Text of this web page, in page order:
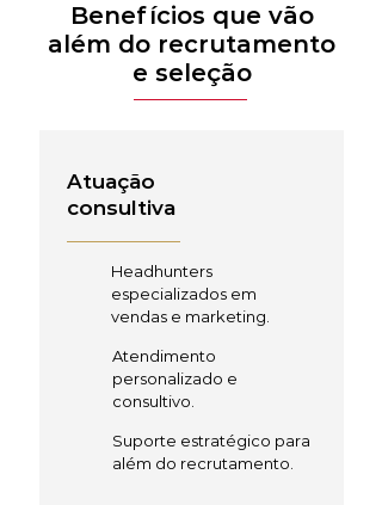
Benefícios que vão
além do recrutamento
e seleção
Atuação
consultiva
Headhunters
especializados em
vendas e marketing.
Atendimento
personalizado e
consultivo.
Suporte estratégico para
além do recrutamento.